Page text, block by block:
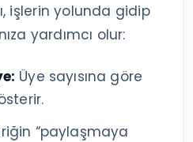
işlerin yolunda gidip
yardımcı olur:
Üye sayısına göre
“paylaşmaya